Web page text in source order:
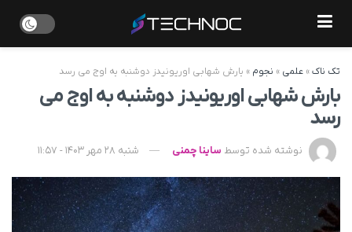
تک ناک» علمی » نجوم » بارش شهابی اوریونیدز دوشنبه به اوج می رسد
بارش شهابی اوریونیدز دوشنبه به اوج می
رسد
نوشته شده توسط ساینا چمنی شنبه 28 مهر 1403 - 11:57